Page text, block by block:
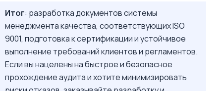
Итог: разработка документов системы
менеджмента качества, соответствующих ISO
9001, подготовка к сертификации и устойчивое
выполнение требований клиентов и регламентов.
Если вы нацелены на быстрое и безопасное
прохождение аудита и хотите минимизировать